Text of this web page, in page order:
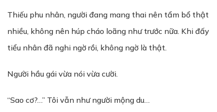
Thiếu phu nhân, người đang mang thai nên tẩm bổ thật
nhiều, không nên húp cháo loãng như trước nữa. Khi đấy
tiểu nhân đã nghi ngờ rồi, không ngờ là thật.
Người hầu gái vừa nói vừa cười.
“Sao cơ?…” Tôi vẫn như người mộng du…